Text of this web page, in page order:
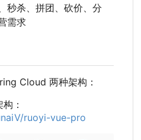
秒杀、拼团、砍价、分
需求
Cloud 两种架构：
：
ruoyi-vue-pro